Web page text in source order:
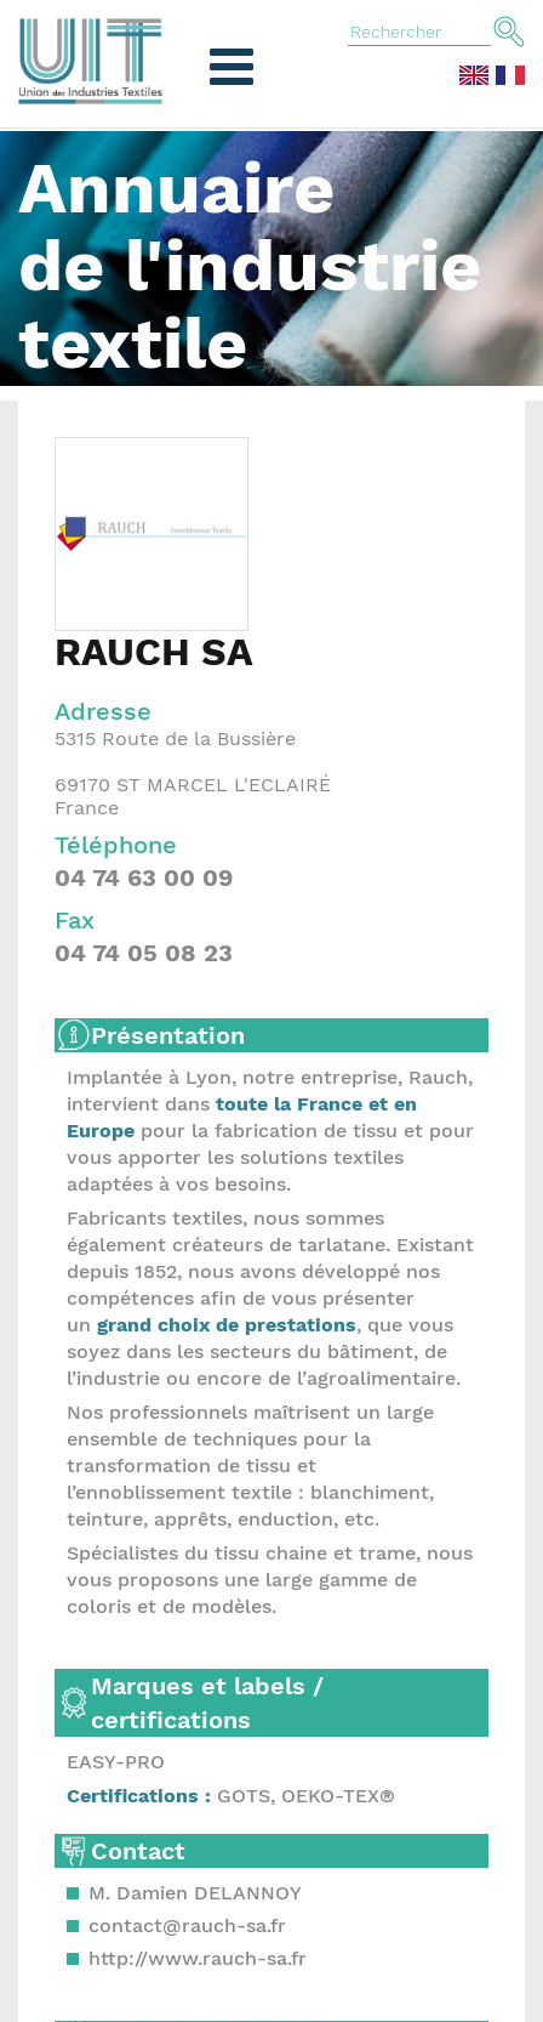
Annuaire
de l'industrie
textile
RAUCH SA
Adresse
5315 Route de la Bussière
69170 ST MARCEL L'ECLAIRÉ
France
Téléphone
04 74 63 00 09
Fax
04 74 05 08 23
Présentation
Implantée à Lyon, notre entreprise, Rauch,
intervient dans toute la France et en
Europe pour la fabrication de tissu et pour
vous apporter les solutions textiles
adaptées à vos besoins.
Fabricants textiles, nous sommes
également créateurs de tarlatane. Existant
depuis 1852, nous avons développé nos
compétences afin de vous présenter
un grand choix de prestations, que vous
soyez dans les secteurs du bâtiment, de
l’industrie ou encore de l’agroalimentaire.
Nos professionnels maîtrisent un large
ensemble de techniques pour la
transformation de tissu et
l’ennoblissement textile : blanchiment,
teinture, apprêts, enduction, etc.
Spécialistes du tissu chaine et trame, nous
vous proposons une large gamme de
coloris et de modèles.
Marques et labels /
certifications
EASY-PRO
Certifications : GOTS, OEKO-TEX®
Contact
M. Damien DELANNOY
contact@rauch-sa.fr
http://www.rauch-sa.fr